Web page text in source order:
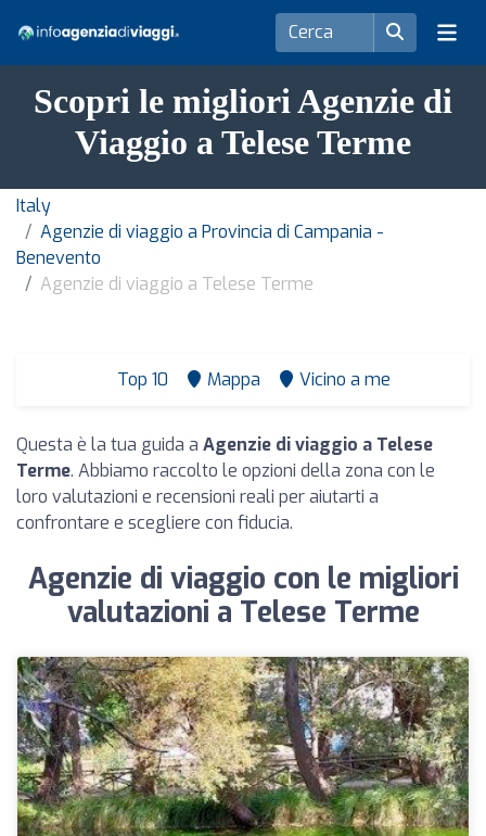
Scopri le migliori Agenzie di
Viaggio a Telese Terme
Italy
Agenzie di viaggio a Provincia di Campania -
Benevento
Agenzie di viaggio a Telese Terme
Top 10 Mappa Vicino a me
Questa è la tua guida a Agenzie di viaggio a Telese
Terme. Abbiamo raccolto le opzioni della zona con le
loro valutazioni e recensioni reali per aiutarti a
confrontare e scegliere con fiducia.
Agenzie di viaggio con le migliori
valutazioni a Telese Terme